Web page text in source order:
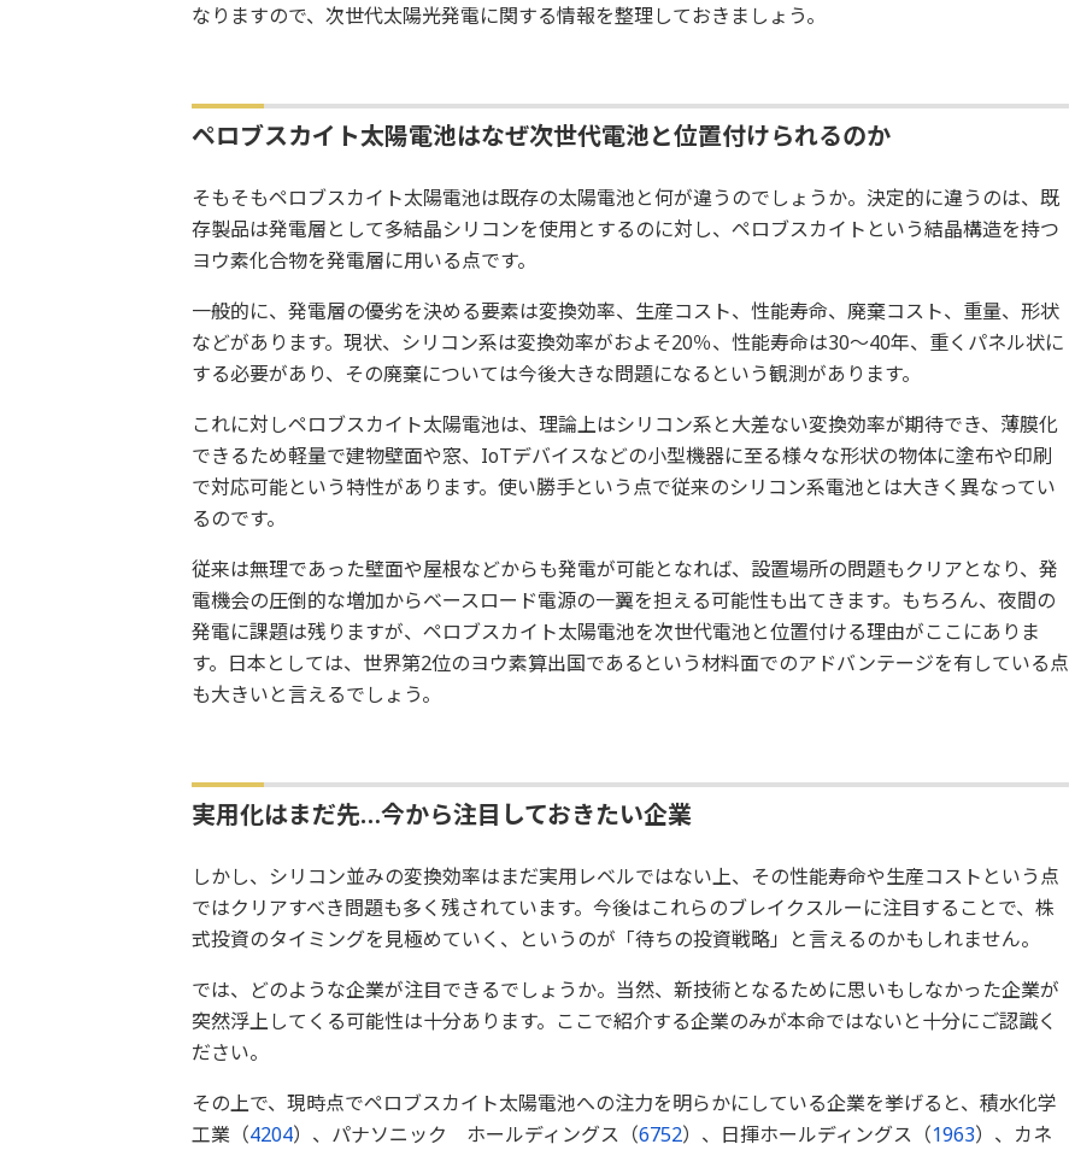
なりますので、次世代太陽光発電に関する情報を整理しておきましょう。
ペロブスカイト太陽電池はなぜ次世代電池と位置付けられるのか
そもそもペロブスカイト太陽電池は既存の太陽電池と何が違うのでしょうか。決定的に違うのは、既
存製品は発電層として多結晶シリコンを使用とするのに対し、ペロブスカイトという結晶構造を持つ
ヨウ素化合物を発電層に用いる点です。
一般的に、発電層の優劣を決める要素は変換効率、生産コスト、性能寿命、廃棄コスト、重量、形状
などがあります。現状、シリコン系は変換効率がおよそ20％、性能寿命は30～40年、重くパネル状に
する必要があり、その廃棄については今後大きな問題になるという観測があります。
これに対しペロブスカイト太陽電池は、理論上はシリコン系と大差ない変換効率が期待でき、薄膜化
できるため軽量で建物壁面や窓、IoTデバイスなどの小型機器に至る様々な形状の物体に塗布や印刷
で対応可能という特性があります。使い勝手という点で従来のシリコン系電池とは大きく異なってい
るのです。
従来は無理であった壁面や屋根などからも発電が可能となれば、設置場所の問題もクリアとなり、発
電機会の圧倒的な増加からベースロード電源の一翼を担える可能性も出てきます。もちろん、夜間の
発電に課題は残りますが、ペロブスカイト太陽電池を次世代電池と位置付ける理由がここにありま
す。日本としては、世界第2位のヨウ素算出国であるという材料面でのアドバンテージを有している点
も大きいと言えるでしょう。
実用化はまだ先…今から注目しておきたい企業
しかし、シリコン並みの変換効率はまだ実用レベルではない上、その性能寿命や生産コストという点
ではクリアすべき問題も多く残されています。今後はこれらのブレイクスルーに注目することで、株
式投資のタイミングを見極めていく、というのが「待ちの投資戦略」と言えるのかもしれません。
では、どのような企業が注目できるでしょうか。当然、新技術となるために思いもしなかった企業が
突然浮上してくる可能性は十分あります。ここで紹介する企業のみが本命ではないと十分にご認識く
ださい。
その上で、現時点でペロブスカイト太陽電池への注力を明らかにしている企業を挙げると、積水化学
工業（4204）、パナソニック ホールディングス（6752）、日揮ホールディングス（1963）、カネ